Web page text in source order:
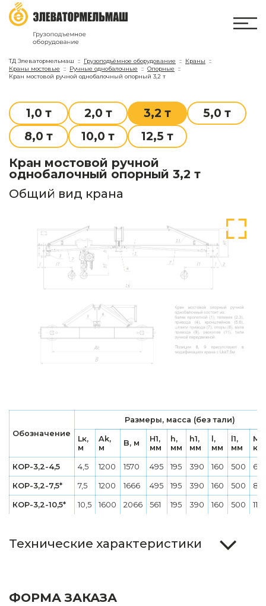
ТД Элеватормельмаш Грузоподъёмное оборудование
Краны
Краны мостовые
Ручные однобалочные
Опорные
Кран мостовой ручной однобалочный опорный 3,2 т
1,0 т 2,0 т 3,2 т
5,0 т
8,0 т
10,0 т 12,5 т
Кран мостовой ручной
однобалочный опорный 3,2 т
Общий вид крана
Обозначение
Размеры, масса (без тали)
Lк,
м
Ak,
м
B, м
H1,
мм
h,
мм
h1,
мм
l,
мм
l1,
мм
кг
КОР-3,2-4,5 4,5 1200 1570 495 195 390 160 500
КОР-3,2-7,5* 7,5 1200 1666 495 195 390 160 500
КОР-3,2-10,5* 10,5 1600 2066 561 195 390 160 500
Технические характеристики
ФОРМА ЗАКАЗА